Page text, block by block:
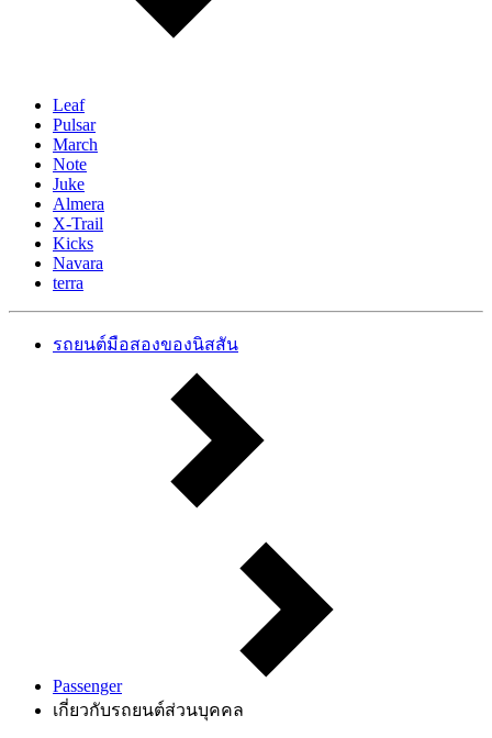
Leaf
Pulsar
March
Note
Juke
Almera
X-Trail
Kicks
Navara
terra
รถยนต์มือสองของนิสสัน
Passenger
เกี่ยวกับรถยนต์ส่วนบุคคล